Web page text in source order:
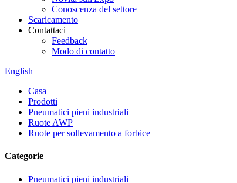
Conoscenza del settore
Scaricamento
Contattaci
Feedback
Modo di contatto
English
Casa
Prodotti
Pneumatici pieni industriali
Ruote AWP
Ruote per sollevamento a forbice
Categorie
Pneumatici pieni industriali